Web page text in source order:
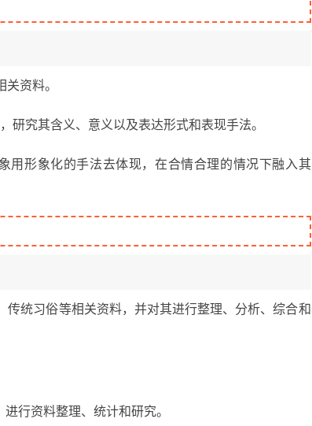
资料。
研究其含义、意义以及表达形式和表现手法。
用形象化的手法去体现，在合情合理的情况下融入其
传统习俗等相关资料，并对其进行整理、分析、综合和
行资料整理、统计和研究。